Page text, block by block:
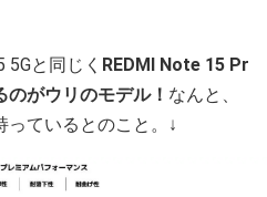
と同じく REDMI Note 15 Pr
がウリのモデル！ なんと、
っているとのこと。↓